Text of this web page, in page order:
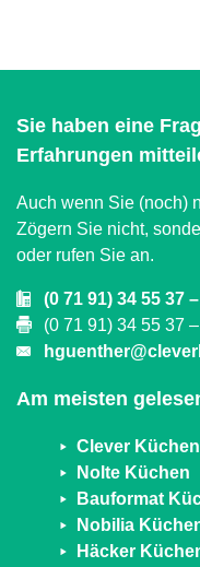
Sie haben eine
Erfahrungen
Auch wenn Sie (noch)
Zögern Sie nicht,
oder rufen Sie an.
(0 71 91) 34 55 37
(0 71 91) 34 55 37
Am meisten
Clever
Nolte Küchen
Bauformat
Nobilia
Häcker